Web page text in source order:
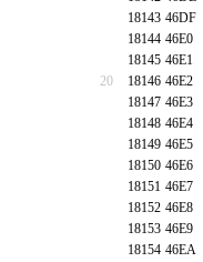
18143 46DF
18144 46E0
18145 46E1
20
18146 46E2
18147 46E3
18148 46E4
18149 46E5
18150 46E6
18151 46E7
18152 46E8
18153 46E9
18154 46EA